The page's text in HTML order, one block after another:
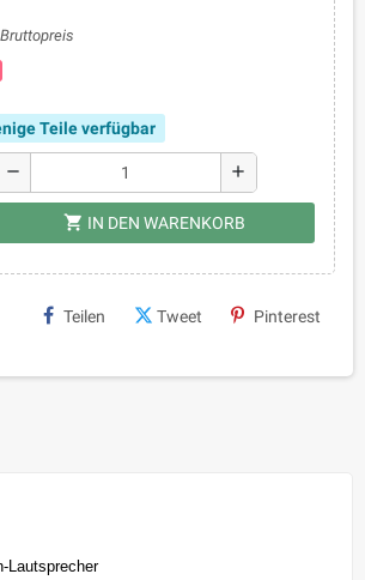
Bruttopreis
Teile verfügbar
remove add
shopping_cart IN DEN WARENKORB
Teilen Tweet Pinterest
Lautsprecher